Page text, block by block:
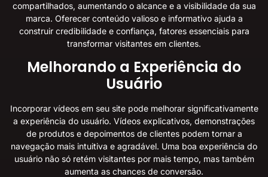
compartilhados, aumentando o alcance e a visibilidade da sua
marca. Oferecer conteúdo valioso e informativo ajuda a
construir credibilidade e confiança, fatores essenciais para
transformar visitantes em clientes.
Melhorando a Experiência do
Usuário
Incorporar vídeos em seu site pode melhorar significativamente
a experiência do usuário. Vídeos explicativos, demonstrações
de produtos e depoimentos de clientes podem tornar a
navegação mais intuitiva e agradável. Uma boa experiência do
usuário não só retém visitantes por mais tempo, mas também
aumenta as chances de conversão.